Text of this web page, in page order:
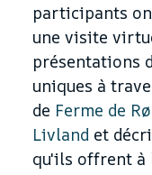
participants
une visite
présentations
uniques à
de Ferme de
Livland et
qu'ils offrent à